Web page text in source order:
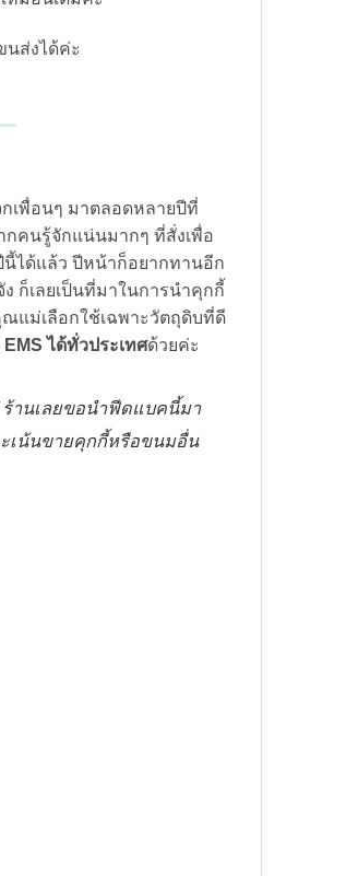
นส่งได้ค่ะ
เพื่อนๆ มาตลอดหลายปีที่
คนรู้จักแน่นมากๆ ที่สั่งเพื่อ
ได้แล้ว ปีหน้าก็อยากทานอีก
ก็เลยเป็นที่มาในการนำคุกกี้
แม่เลือกใช้เฉพาะวัตถุดิบที่ดี
EMS ได้ทั่วประเทศด้วยค่ะ
านเลยขอนำฟีดแบคนี้มา
เน้นขายคุกกี้หรือขนมอื่น